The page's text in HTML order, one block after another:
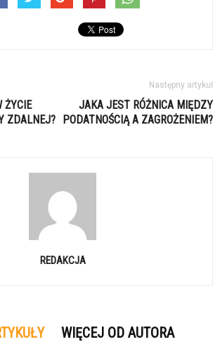
ŻYCIE
ZDALNEJ?
Następny artykuł
JAKA JEST RÓŻNICA MIĘDZY
PODATNOŚCIĄ A ZAGROŻENIEM?
REDAKCJA
WIĘCEJ OD AUTORA